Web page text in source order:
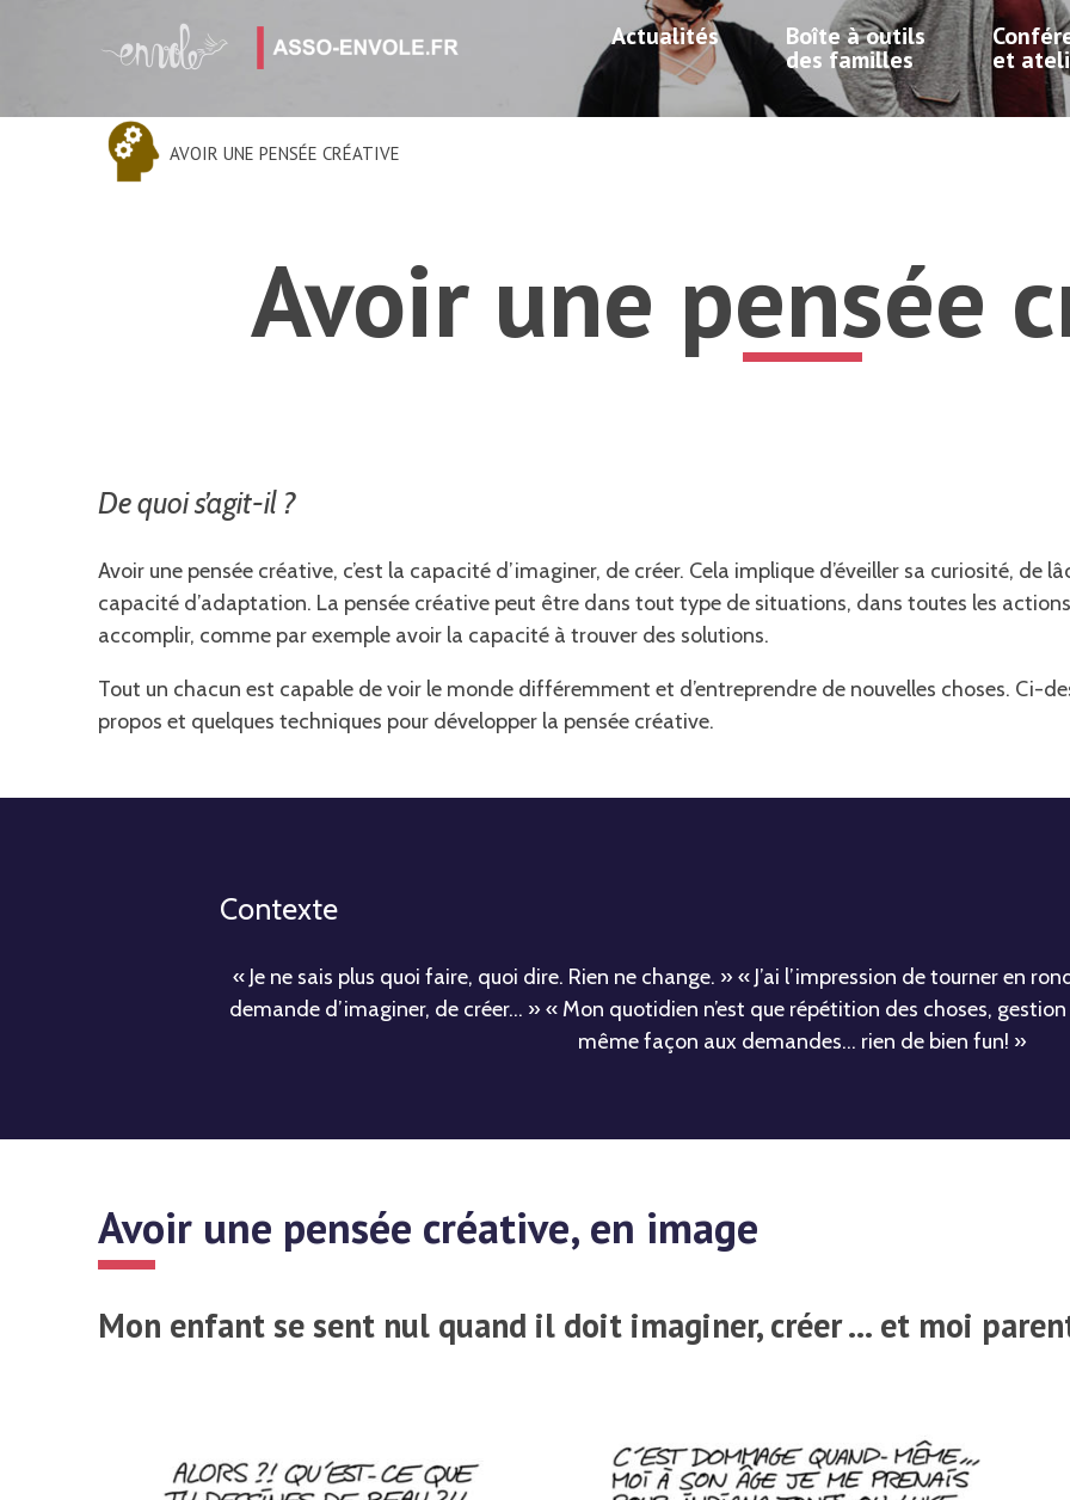
Actualités Boîte à outils
des familles et
AVOIR UNE PENSÉE CRÉATIVE
Avoir une pensée
De quoi s’agit-il ?
Avoir une pensée créative, c’est la capacité d’imaginer, de créer. Cela implique d’éveiller sa curiosité, de
capacité d’adaptation. La pensée créative peut être dans tout type de situations, dans toutes les
accomplir, comme par exemple avoir la capacité à trouver des solutions.
Tout un chacun est capable de voir le monde différemment et d’entreprendre de nouvelles choses. Ci-
propos et quelques techniques pour développer la pensée créative.
Contexte
« Je ne sais plus quoi faire, quoi dire. Rien ne change. » « J’ai l’impression de tourner en
demande d’imaginer, de créer… » « Mon quotidien n’est que répétition des choses,
même façon aux demandes… rien de bien fun! »
Avoir une pensée créative, en image
Mon enfant se sent nul quand il doit imaginer, créer … et moi